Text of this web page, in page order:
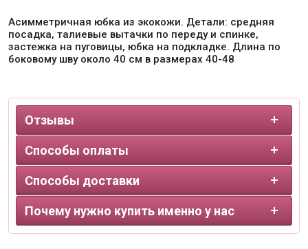
Асимметричная юбка из экокожи. Детали: средняя
посадка, талиевые вытачки по переду и спинке,
застежка на пуговицы, юбка на подкладке. Длина по
боковому шву около 40 см в размерах 40-48
Отзывы
Способы оплаты
Способы доставки
Почему нужно купить именно у нас